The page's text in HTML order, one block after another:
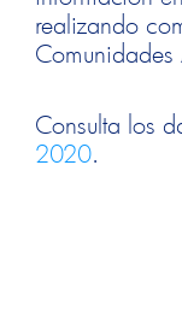
realizando
Comunidades
Consulta los
2020.